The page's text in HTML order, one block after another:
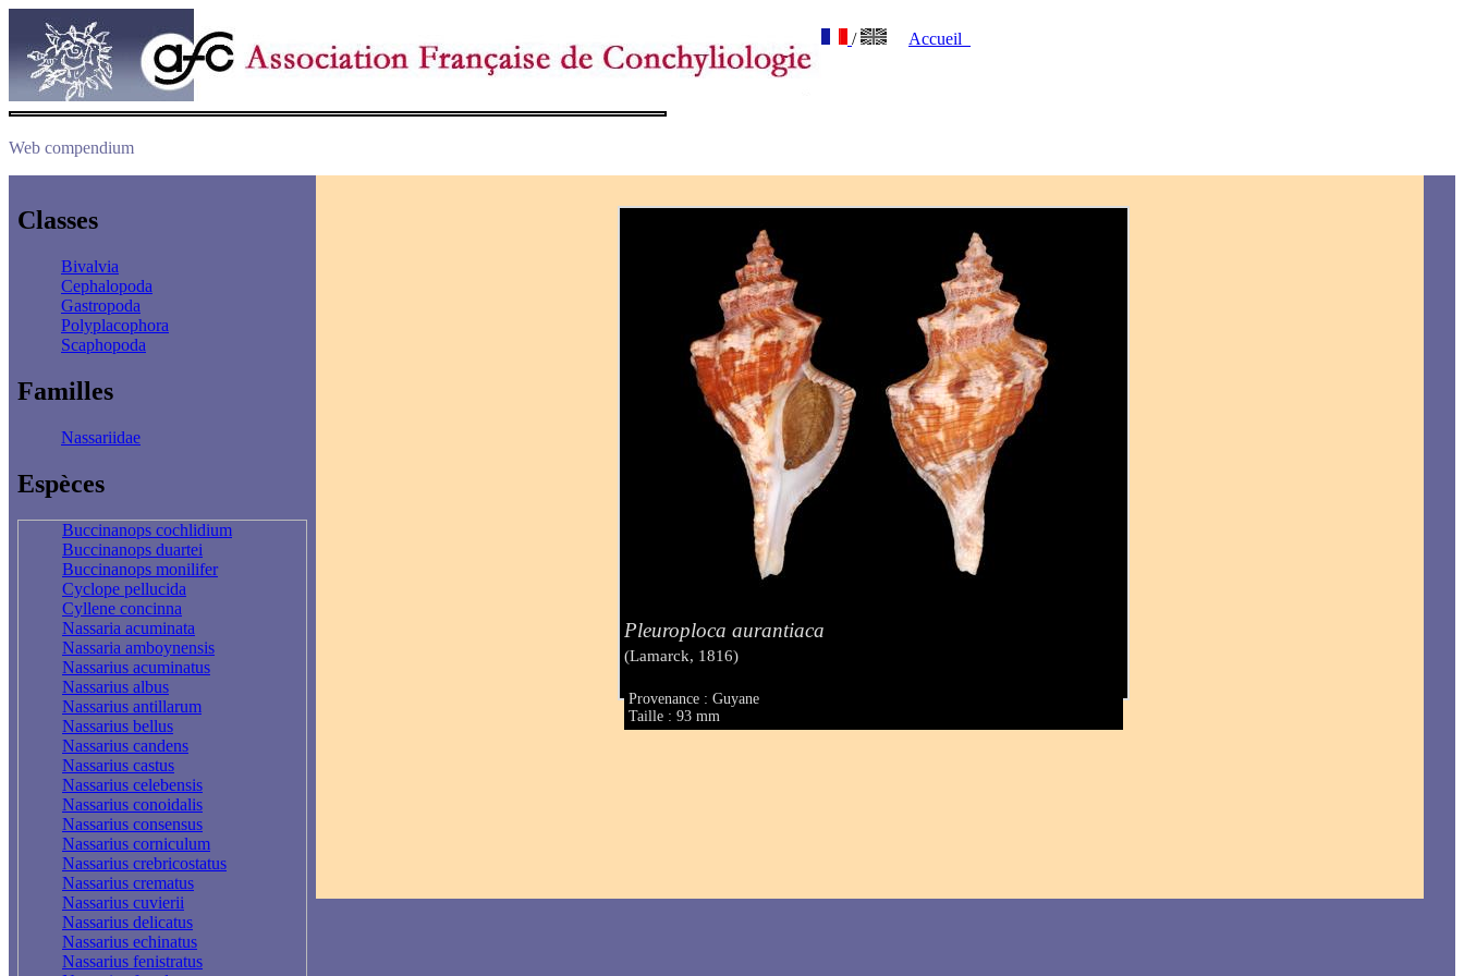
/ Accueil
Web compendium
Classes
Bivalvia
Cephalopoda
Gastropoda
Polyplacophora
Scaphopoda
Familles
Nassariidae
Espèces
Buccinanops cochlidium
Buccinanops duartei
Buccinanops monilifer
Cyclope pellucida
Cyllene concinna
Nassaria acuminata
Nassaria amboynensis
Nassarius acuminatus
Nassarius albus
Nassarius antillarum
Nassarius bellus
Nassarius candens
Nassarius castus
Nassarius celebensis
Nassarius conoidalis
Nassarius consensus
Nassarius corniculum
Nassarius crebricostatus
Nassarius crematus
Nassarius cuvierii
Nassarius delicatus
Nassarius echinatus
Nassarius fenistratus
Pleuroploca aurantiaca
(Lamarck, 1816)
Provenance : Guyane
Taille : 93 mm